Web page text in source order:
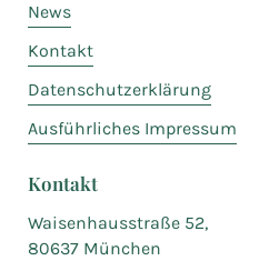
News
Kontakt
Datenschutzerklärung
Ausführliches Impressum
Kontakt
Waisenhausstraße 52,
80637 München